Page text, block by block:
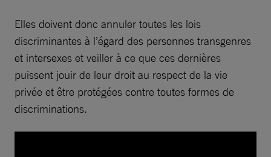
Elles doivent donc annuler toutes les lois
discriminantes à l’égard des personnes transgenres
et intersexes et veiller à ce que ces dernières
puissent jouir de leur droit au respect de la vie
privée et être protégées contre toutes formes de
discriminations.